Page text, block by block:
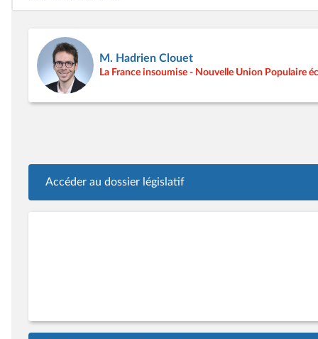
M. Hadrien Clouet
La France insoumise - Nouvelle Union Populaire
Accéder au dossier législatif